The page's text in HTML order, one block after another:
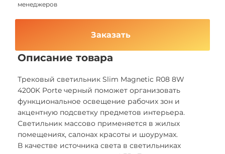
менеджеров
Заказать
Описание товара
Трековый светильник Slim Magnetic R08 8W
4200K Porte черный поможет организовать
функциональное освещение рабочих зон и
акцентную подсветку предметов интерьера.
Светильник массово применяется в жилых
помещениях, салонах красоты и шоурумах.
В качестве источника света в светильниках